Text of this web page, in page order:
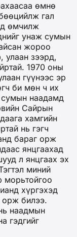
өмнө
гал
өмчилж
унаж сумын
жороо
улаан зээрд,
1970 оны
гүүнээс эр
би мөн ч их
сумын наадамд
Сайрын
хамгийн
нь гэгч
бараг орж
янцгаахад
л янцгаах эх
миний
морьтойгоо
хүргэхэд
орж билээ.
наадмын
гэдгийг